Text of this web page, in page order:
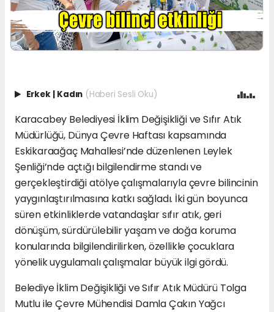
Erkek | Kadın (Haberi Sesli Oku)
Karacabey Belediyesi İklim Değişikliği ve Sıfır Atık
Müdürlüğü, Dünya Çevre Haftası kapsamında
Eskikaraağaç Mahallesi’nde düzenlenen Leylek
Şenliği’nde açtığı bilgilendirme standı ve
gerçekleştirdiği atölye çalışmalarıyla çevre bilincinin
yaygınlaştırılmasına katkı sağladı. İki gün boyunca
süren etkinliklerde vatandaşlar sıfır atık, geri
dönüşüm, sürdürülebilir yaşam ve doğa koruma
konularında bilgilendirilirken, özellikle çocuklara
yönelik uygulamalı çalışmalar büyük ilgi gördü.
Belediye İklim Değişikliği ve Sıfır Atık Müdürü Tolga
Mutlu ile Çevre Mühendisi Damla Çakın Yağcı